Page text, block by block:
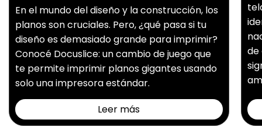
En el mundo del diseño y la construcción, los
planos son cruciales. Pero, ¿qué pasa si tu
diseño es demasiado grande para imprimir?
Conocé Docuslice: un cambio de juego que
te permite imprimir planos gigantes usando
solo una impresora estándar.
Leer más
de